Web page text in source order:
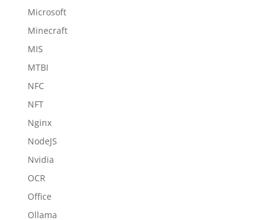
Microsoft
Minecraft
MIS
MTBI
NFC
NFT
Nginx
NodeJS
Nvidia
OCR
Office
Ollama